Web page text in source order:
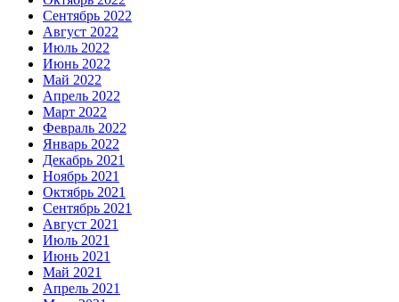
Сентябрь 2022
Август 2022
Июль 2022
Июнь 2022
Май 2022
Апрель 2022
Март 2022
Февраль 2022
Январь 2022
Декабрь 2021
Ноябрь 2021
Октябрь 2021
Сентябрь 2021
Август 2021
Июль 2021
Июнь 2021
Май 2021
Апрель 2021